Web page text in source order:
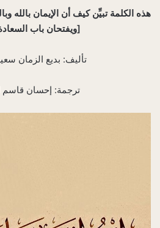
ويفتحان باب السعادة للإنسان]
تأليف: بديع الزمان
ترجمة: إحسان قاسم